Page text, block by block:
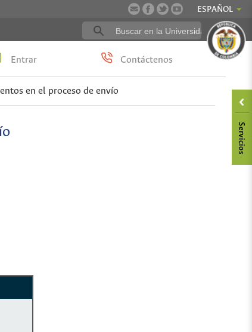
ESPAÑOL
Entrar Contáctenos
en el proceso de envío